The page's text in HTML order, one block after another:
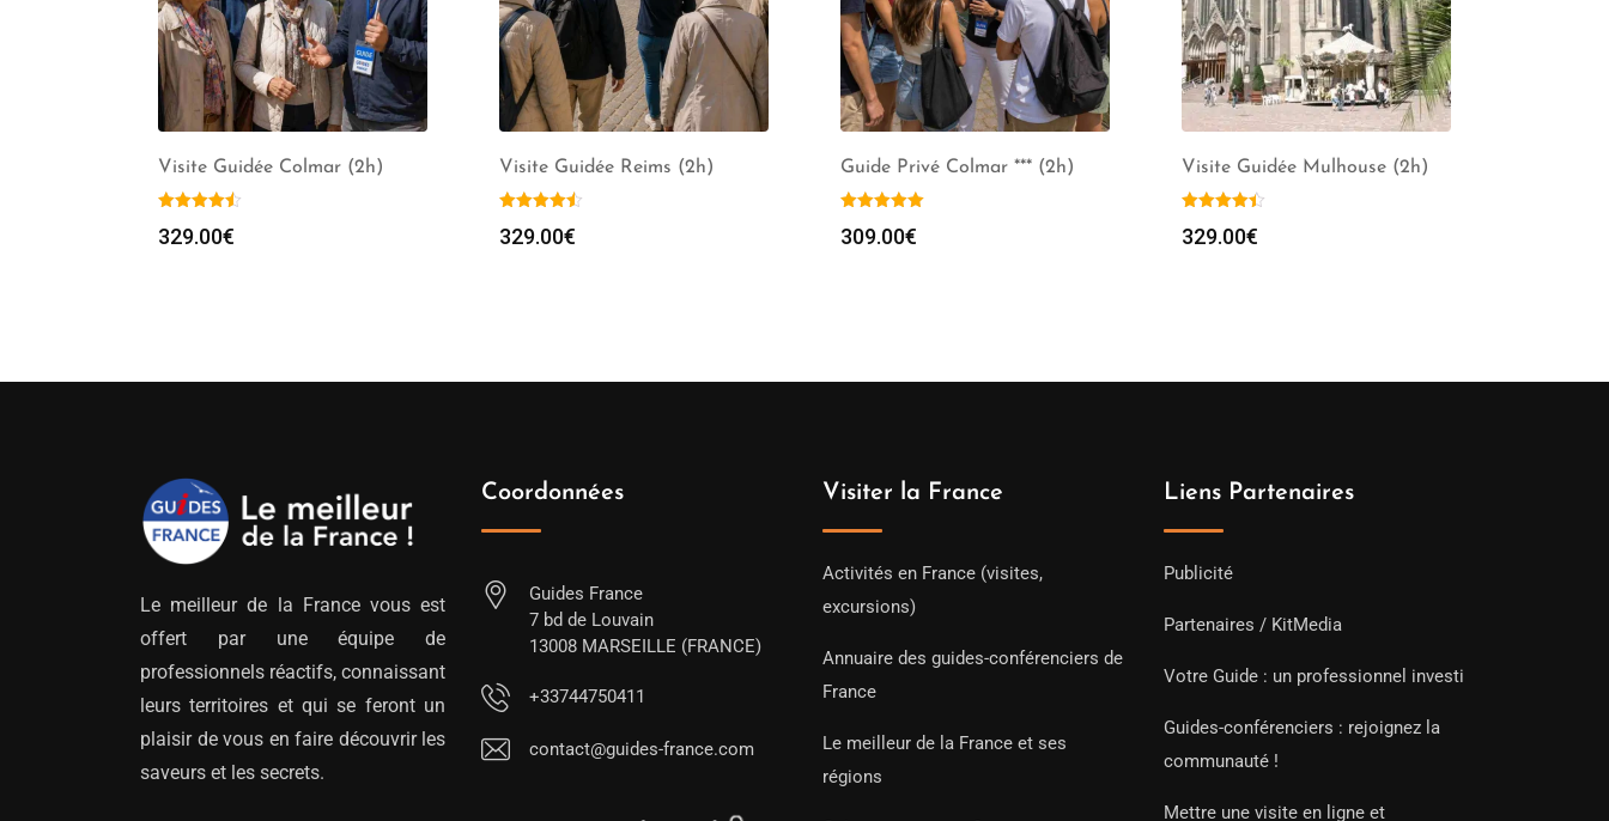
Visite Guidée Colmar (2h)
329.00€
Visite Guidée Reims (2h)
329.00€
Guide Privé Colmar *** (2h)
309.00€
Visite Guidée Mulhouse (2h)
329.00€
Le meilleur de la France vous est
offert par une équipe de
professionnels réactifs, connaissant
leurs territoires et qui se feront un
plaisir de vous en faire découvrir les
saveurs et les secrets.
Coordonnées
Guides France
7 bd de Louvain
13008 MARSEILLE (FRANCE)
+33744750411
contact@guides-france.com
Visiter la France
Activités en France (visites,
excursions)
Annuaire des guides-conférenciers de
France
Le meilleur de la France et ses
régions
Liens Partenaires
Publicité
Partenaires / KitMedia
Votre Guide : un professionnel investi
Guides-conférenciers : rejoignez la
communauté !
Mettre une visite en ligne et